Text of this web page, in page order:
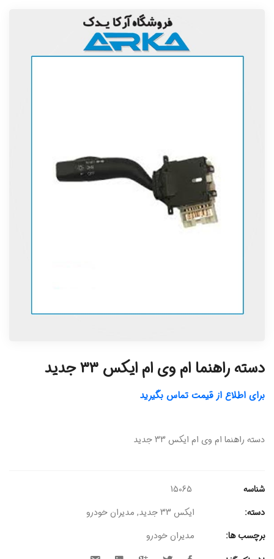
دسته راهنما ام وی ام ایکس 33 جدید
برای اطلاع از قیمت تماس بگیرید
دسته راهنما ام وی ام ایکس 33 جدید
شناسه
15065
دسته:
ایکس 33 جدید , مدیران خودرو
برچسب ها:
مدیران خودرو